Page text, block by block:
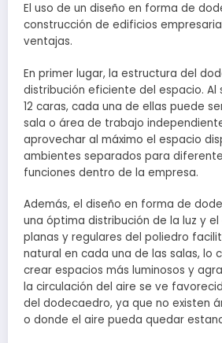
El uso de un diseño en forma de
construcción de edificios
ventajas.
En primer lugar, la estructura del
distribución eficiente del espacio. Al
12 caras, cada una de ellas puede
sala o área de trabajo
aprovechar al máximo el espacio
ambientes separados para
funciones dentro de la empresa.
Además, el diseño en forma de
una óptima distribución de la luz y el
planas y regulares del poliedro
natural en cada una de las salas, lo
crear espacios más luminosos y
la circulación del aire se ve
del dodecaedro, ya que no existen
o donde el aire pueda quedar